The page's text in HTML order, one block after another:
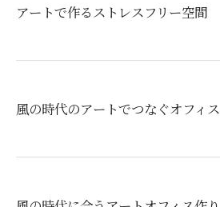
アートで作るストレスフリー空間
風の時代のアートでつなぐオフィス